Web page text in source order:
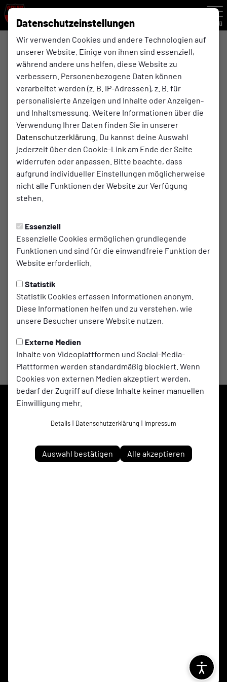
Datenschutzeinstellungen
Wir verwenden Cookies und andere Technologien auf
unserer Website. Einige von ihnen sind essenziell,
während andere uns helfen, diese Website zu
verbessern. Personenbezogene Daten können
verarbeitet werden (z. B. IP-Adressen), z. B. für
personalisierte Anzeigen und Inhalte oder Anzeigen-
und Inhaltsmessung. Weitere Informationen über die
Verwendung Ihrer Daten finden Sie in unserer
Datenschutzerklärung . Du kannst deine Auswahl
jederzeit über den Cookie-Link am Ende der Seite
widerrufen oder anpassen. Bitte beachte, dass
aufgrund individueller Einstellungen möglicherweise
nicht alle Funktionen der Website zur Verfügung
stehen.
Essenziell
Essenzielle Cookies ermöglichen grundlegende
Funktionen und sind für die einwandfreie Funktion der
Website erforderlich.
Statistik
Statistik Cookies erfassen Informationen anonym.
Diese Informationen helfen und zu verstehen, wie
unsere Besucher unsere Website nutzen.
Externe Medien
Inhalte von Videoplattformen und Social-Media-
Plattformen werden standardmäßig blockiert. Wenn
Cookies von externen Medien akzeptiert werden,
bedarf der Zugriff auf diese Inhalte keiner manuellen
Einwilligung mehr.
Details | Datenschutzerklärung | Impressum
Auswahl bestätigen Alle akzeptieren
Menü
Dartsabteilung
Übersicht Kader Funktionsteam
Trainingszeiten
MO.18:30 - 23:00 Uhr
Kabine: Haus Dörnemann